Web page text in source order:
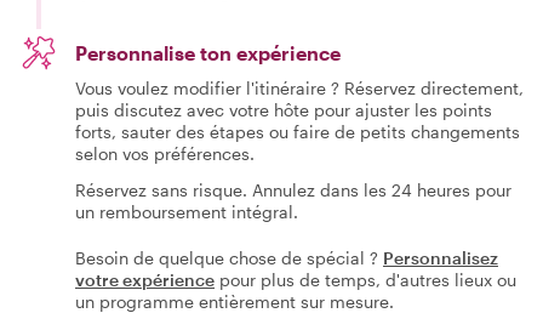
Personnalise ton expérience
Vous voulez modifier l'itinéraire ? Réservez directement,
puis discutez avec votre hôte pour ajuster les points
forts, sauter des étapes ou faire de petits changements
selon vos préférences.
Réservez sans risque. Annulez dans les 24 heures pour
un remboursement intégral.
Besoin de quelque chose de spécial ? Personnalisez
votre expérience pour plus de temps, d'autres lieux ou
un programme entièrement sur mesure.